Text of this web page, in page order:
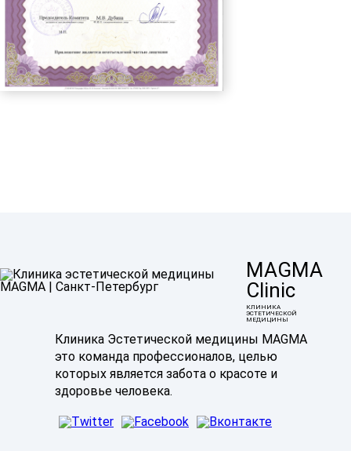
MAGMA
Clinic
КЛИНИКА
ЭСТЕТИЧЕСКОЙ
МЕДИЦИНЫ
Клиника Эстетической медицины MAGMA
это команда профессионалов, целью
которых является забота о красоте и
здоровье человека.